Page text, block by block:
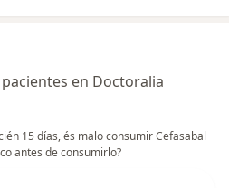
en Doctoralia
15 días, és malo consumir Cefasabal
antes de consumirlo?